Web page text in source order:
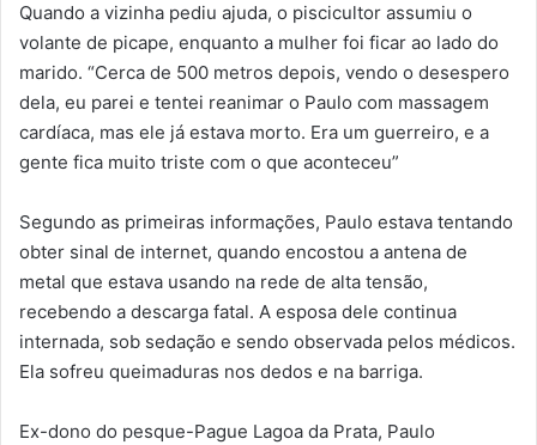
Quando a vizinha pediu ajuda, o piscicultor assumiu o
volante de picape, enquanto a mulher foi ficar ao lado do
marido. “Cerca de 500 metros depois, vendo o desespero
dela, eu parei e tentei reanimar o Paulo com massagem
cardíaca, mas ele já estava morto. Era um guerreiro, e a
gente fica muito triste com o que aconteceu”
Segundo as primeiras informações, Paulo estava tentando
obter sinal de internet, quando encostou a antena de
metal que estava usando na rede de alta tensão,
recebendo a descarga fatal. A esposa dele continua
internada, sob sedação e sendo observada pelos médicos.
Ela sofreu queimaduras nos dedos e na barriga.
Ex-dono do pesque-Pague Lagoa da Prata, Paulo